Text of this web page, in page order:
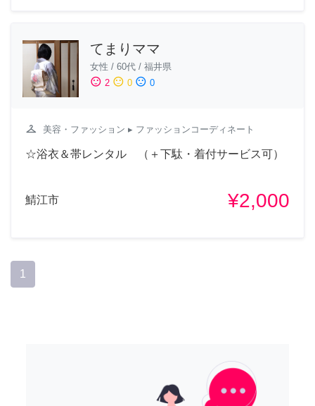
てまりママ
女性 / 60代 / 福井県
sentiment_satisfied 2 sentiment_neutral 0 sentiment_dissatisfied 0
checkroom 美容・ファッション ▸ ファッションコーディネート
☆浴衣＆帯レンタル （＋下駄・着付サービス可）
鯖江市 ¥2,000
1